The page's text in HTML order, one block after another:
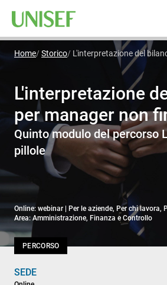
Home Storico L'interpretazione del
L'interpretazione
per manager non
Quinto modulo del percorso
pillole
Online: webinar | Per le aziende, Per chi lavora,
Area: Amministrazione, Finanza e Controllo
PERCORSO
SEDE